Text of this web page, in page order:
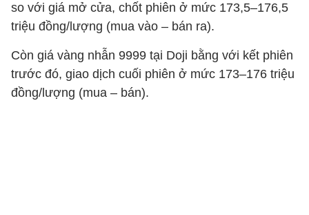
so với giá mở cửa, chốt phiên ở mức 173,5–176,5
triệu đồng/lượng (mua vào – bán ra).
Còn giá vàng nhẫn 9999 tại Doji bằng với kết phiên
trước đó, giao dịch cuối phiên ở mức 173–176 triệu
đồng/lượng (mua – bán).